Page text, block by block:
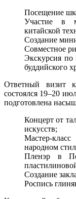
Посещение
Участие в
китайской
Создание
Совместное
Экскурсия по
буддийского
Ответный визит
состоялся 19–20
подготовлена
Концерт от
искусств;
Мастер-
народном
Пленэр в
Создание
Роспись